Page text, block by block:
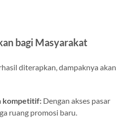
bagi Masyarakat
diterapkan, dampaknya akan
kompetitif:Dengan akses pasar
ruang promosi baru.